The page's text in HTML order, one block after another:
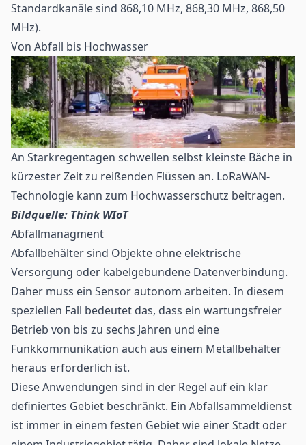
Standardkanäle sind 868,10 MHz, 868,30 MHz, 868,50
MHz).
Von Abfall bis Hochwasser
An Starkregentagen schwellen selbst kleinste Bäche in
kürzester Zeit zu reißenden Flüssen an. LoRaWAN-
Technologie kann zum Hochwasserschutz beitragen.
Bildquelle: Think WIoT
Abfallmanagment
Abfallbehälter sind Objekte ohne elektrische
Versorgung oder kabelgebundene Datenverbindung.
Daher muss ein Sensor autonom arbeiten. In diesem
speziellen Fall bedeutet das, dass ein wartungsfreier
Betrieb von bis zu sechs Jahren und eine
Funkkommunikation auch aus einem Metallbehälter
heraus erforderlich ist.
Diese Anwendungen sind in der Regel auf ein klar
definiertes Gebiet beschränkt. Ein Abfallsammeldienst
ist immer in einem festen Gebiet wie einer Stadt oder